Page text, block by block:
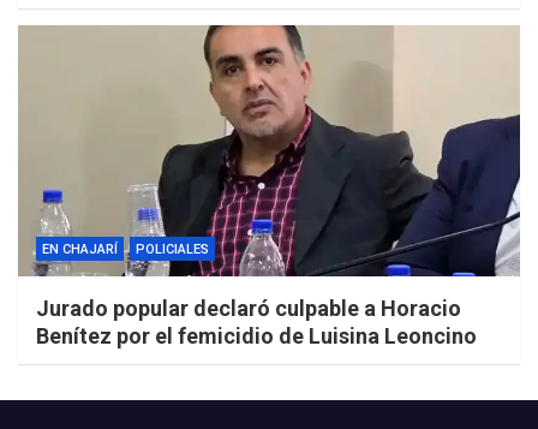
EN CHAJARÍ POLICIALES
Jurado popular declaró culpable a Horacio
Benítez por el femicidio de Luisina Leoncino